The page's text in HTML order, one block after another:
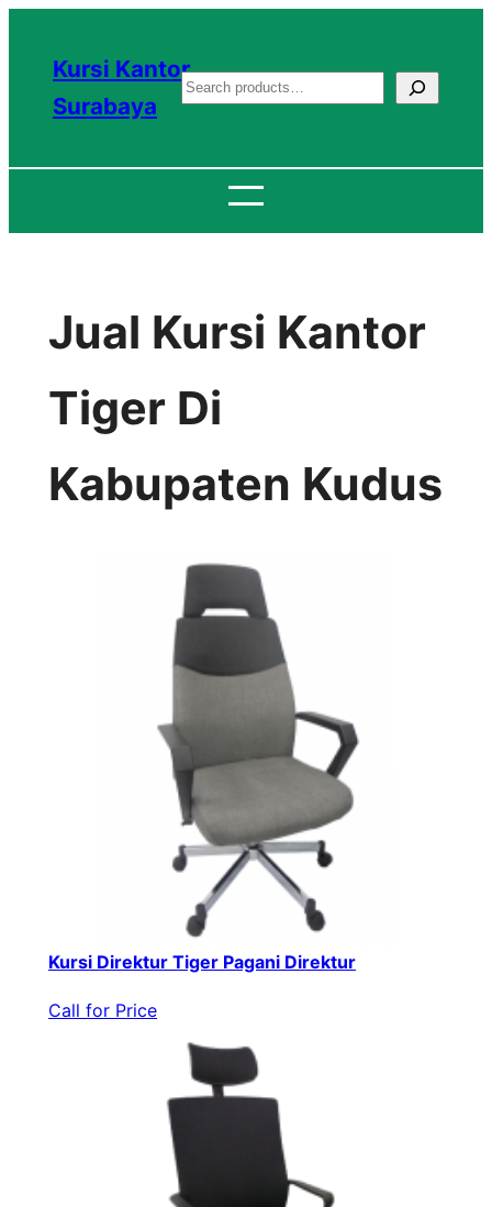
konten
Kursi Kantor
Surabaya
S
a
c
Jual Kursi Kantor
Tiger Di
Kabupaten Kudus
Kursi Direktur Tiger Pagani Direktur
Call for Price